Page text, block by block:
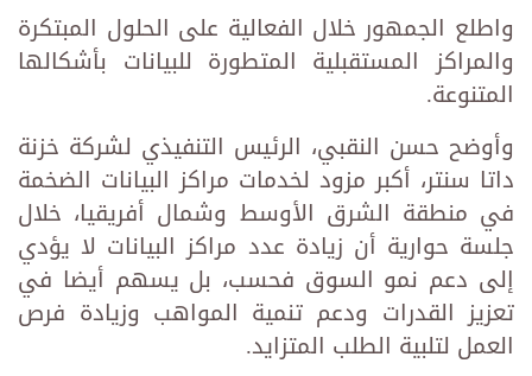
واطلع الجمهور خلال الفعالية على الحلول المبتكرة
والمراكز المستقبلية المتطورة للبيانات بأشكالها
المتنوعة.
وأوضح حسن النقبي، الرئيس التنفيذي لشركة خزنة
داتا سنتر، أكبر مزود لخدمات مراكز البيانات الضخمة
في منطقة الشرق الأوسط وشمال أفريقيا، خلال
جلسة حوارية أن زيادة عدد مراكز البيانات لا يؤدي
إلى دعم نمو السوق فحسب، بل يسهم أيضا في
تعزيز القدرات ودعم تنمية المواهب وزيادة فرص
العمل لتلبية الطلب المتزايد.